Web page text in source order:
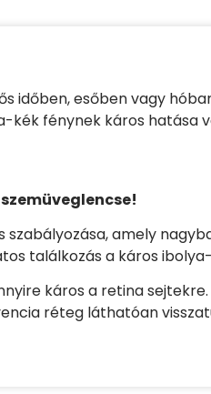
időben, esőben vagy
kék fénynek káros
amely
találkozás a káros
káros a retina
réteg láthatóan